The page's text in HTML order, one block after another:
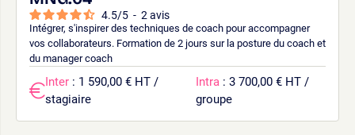
4.5/5 - 2 avis
Intégrer, s'inspirer des techniques de coach pour accompagner
vos collaborateurs. Formation de 2 jours sur la posture du coach et
du manager coach
Inter : 1 590,00 € HT /
stagiaire
Intra : 3 700,00 € HT /
groupe